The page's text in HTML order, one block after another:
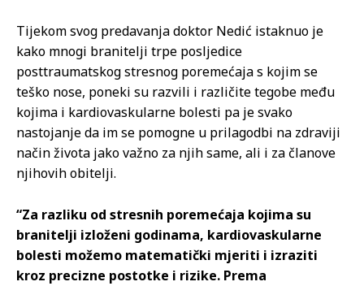
Tijekom svog predavanja doktor Nedić istaknuo je
kako mnogi branitelji trpe posljedice
posttraumatskog stresnog poremećaja s kojim se
teško nose, poneki su razvili i različite tegobe među
kojima i kardiovaskularne bolesti pa je svako
nastojanje da im se pomogne u prilagodbi na zdraviji
način života jako važno za njih same, ali i za članove
njihovih obitelji.
“Za razliku od stresnih poremećaja kojima su
branitelji izloženi godinama, kardiovaskularne
bolesti možemo matematički mjeriti i izraziti
kroz precizne postotke i rizike. Prema